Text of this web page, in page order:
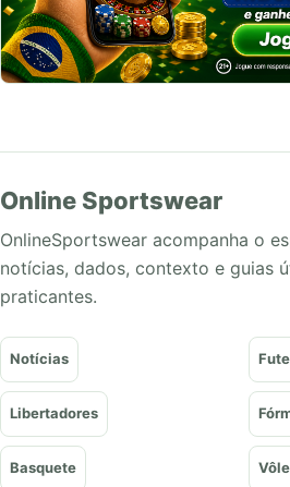
Online Sportswear
OnlineSportswear acompanha o
notícias, dados, contexto e guias
praticantes.
Notícias
Libertadores
Basquete